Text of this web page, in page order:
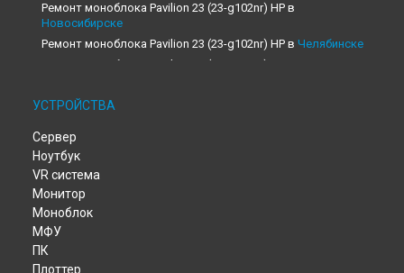
Ремонт моноблока Pavilion 23 (23-g102nr) HP в
Новосибирске
Ремонт моноблока Pavilion 23 (23-g102nr) HP в Челябинске
Ремонт моноблока Pavilion 23 (23-g102nr) HP в
Ремонт моноблока Pavilion 23 (23-g102nr) HP в
Ремонт моноблока Pavilion 23 (23-g102nr) HP в
Ремонт моноблока Pavilion 23 (23-g102nr) HP в
Ремонт моноблока Pavilion 23 (23-g102nr) HP в
Ремонт моноблока Pavilion 23 (23-g102nr) HP в
Ремонт моноблока Pavilion 23 (23-g102nr) HP в
Ремонт моноблока Pavilion 23 (23-g102nr) HP в
Ремонт моноблока Pavilion 23 (23-g102nr) HP в
УСТРОЙСТВА
Сервер
Ноутбук
VR система
Монитор
Моноблок
МФУ
ПК
Плоттер